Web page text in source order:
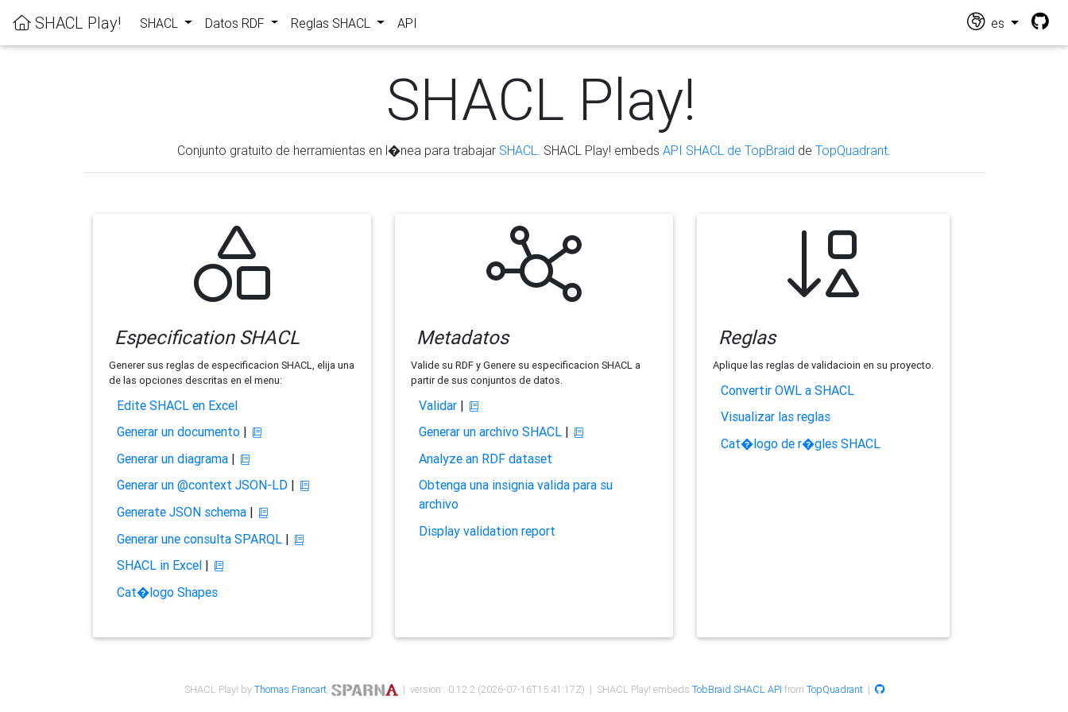
SHACL Play! SHACL Datos RDF Reglas SHACL API es
SHACL Play!
Conjunto gratuito de herramientas en l�nea para trabajar SHACL . SHACL Play! embeds API SHACL de TopBraid de TopQuadrant
Especification SHACL
Generer sus reglas de especificacion SHACL, elija una
de las opciones descritas en el menu:
Edite SHACL en Excel
Generar un documento|
Generar un diagrama|
Generar un @context JSON-LD|
Generate JSON schema|
Generar une consulta SPARQL|
SHACL in Excel|
Cat�logo Shapes
Metadatos
Valide su RDF y Genere su especificacion SHACL a
partir de sus conjuntos de datos.
Validar|
Generar un archivo SHACL|
Analyze an RDF dataset
Obtenga una insignia valida para su
archivo
Display validation report
Reglas
Aplique las reglas de validacioin en su proyecto.
Convertir OWL a SHACL
Visualizar las reglas
Cat�logo de r�gles SHACL
SHACL Play! byThomas Francart, | version : 0.12.2 (2026-07-16T15:41:17Z) | SHACL Play! embeds TobBraid SHACL API from TopQuadrant|